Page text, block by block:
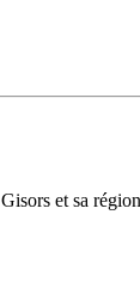
et sa